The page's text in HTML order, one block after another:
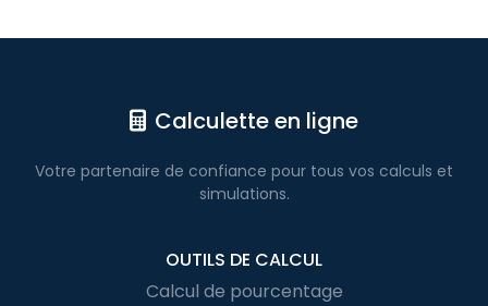
Calculette en ligne
Votre partenaire de confiance pour tous vos calculs et
simulations.
OUTILS DE CALCUL
Calcul de pourcentage